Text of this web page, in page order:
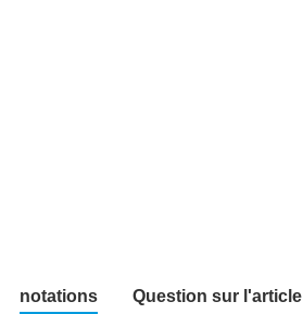
notations Question sur l'article